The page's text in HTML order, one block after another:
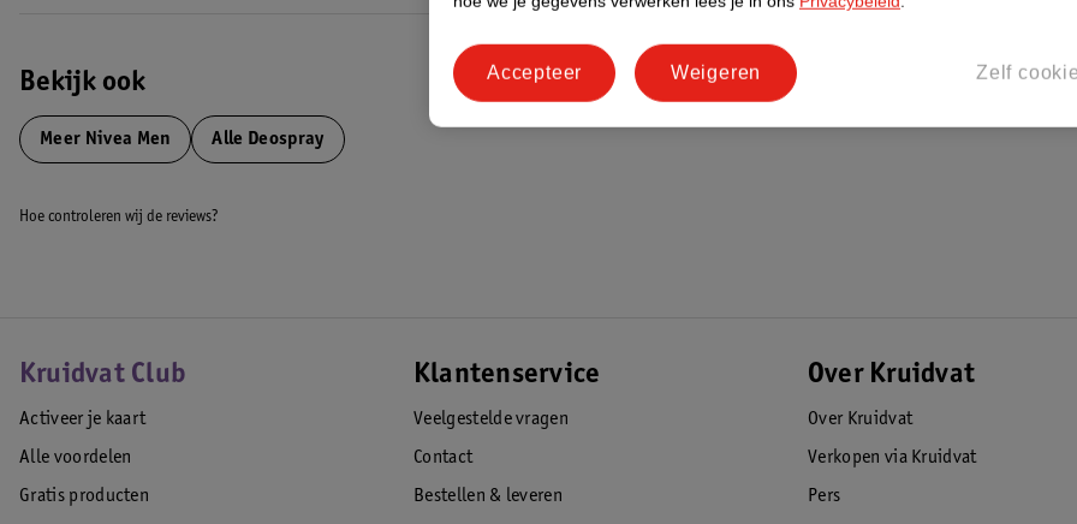
Bekijk ook
Meer Nivea Men Alle Deospray
Hoe controleren wij de reviews?
Kruidvat Club
Activeer je kaart
Alle voordelen
Gratis producten
Klantenservice
Veelgestelde vragen
Contact
Bestellen & leveren
Over Kruidvat
Over Kruidvat
Verkopen via Kruidvat
Pers
Zelf
Weigeren
Accepteer